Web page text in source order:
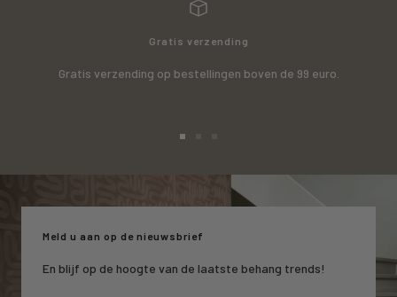
Gratis verzending
Gratis verzending op bestellingen boven de 99 euro.
1
2
slide
3
Meld u aan op de nieuwsbrief
En blijf op de hoogte van de laatste behang trends!